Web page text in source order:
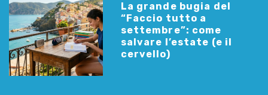
La grande bugia del
“Faccio tutto a
settembre”: come
salvare l’estate (e il
cervello)